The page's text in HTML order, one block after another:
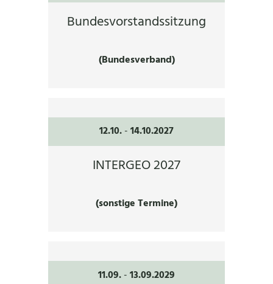
Bundesvorstandssitzung
(Bundesverband)
12.10.-14.10.2027
INTERGEO 2027
(sonstige Termine)
11.09.-13.09.2029